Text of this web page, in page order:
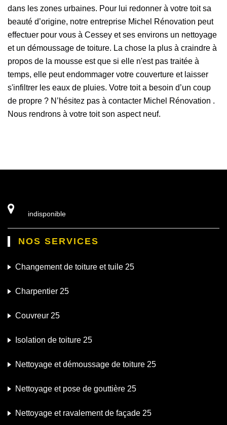
dans les zones urbaines. Pour lui redonner à votre toit sa
beauté d’origine, notre entreprise Michel Rénovation peut
effectuer pour vous à Cessey et ses environs un nettoyage
et un démoussage de toiture. La chose la plus à craindre à
propos de la mousse est que si elle n'est pas traitée à
temps, elle peut endommager votre couverture et laisser
s'infiltrer les eaux de pluies. Votre toit a besoin d’un coup
de propre ? N’hésitez pas à contacter Michel Rénovation .
Nous rendrons à votre toit son aspect neuf.
indisponible
NOS SERVICES
Changement de toiture et tuile 25
Charpentier 25
Couvreur 25
Isolation de toiture 25
Nettoyage et démoussage de toiture 25
Nettoyage et pose de gouttière 25
Nettoyage et ravalement de façade 25